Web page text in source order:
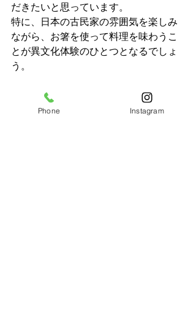
だきたいと思っています。
特に、日本の古民家の雰囲気を楽しみ
ながら、お箸を使って料理を味わうこ
とが異文化体験のひとつとなるでしょ
う。
英語対応もできますので、お気軽にお
問い合わせください。
Phone Instagram